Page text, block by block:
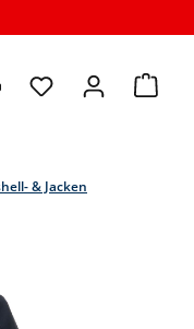
Du hast 0
& Jacken